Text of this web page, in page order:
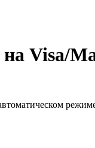
Visa/